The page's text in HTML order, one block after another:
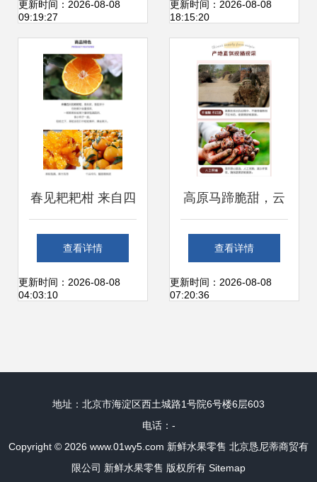
时代
更新时间：2026-08-08
09:19:27
的鲜甜馈赠
更新时间：2026-08-08
18:15:20
春见耙耙柑 来自四
川的甜蜜问候
查看详情
更新时间：2026-08-08
04:03:10
高原马蹄脆甜，云
南特产荸荠地梨的
滋味与选购
查看详情
更新时间：2026-08-08
07:20:36
地址：北京市海淀区西土城路1号院6号楼6层603
电话：-
Copyright © 2026 www.01wy5.com 新鲜水果零售 北京恳尼蒂商贸有
限公司 新鲜水果零售 版权所有 Sitemap